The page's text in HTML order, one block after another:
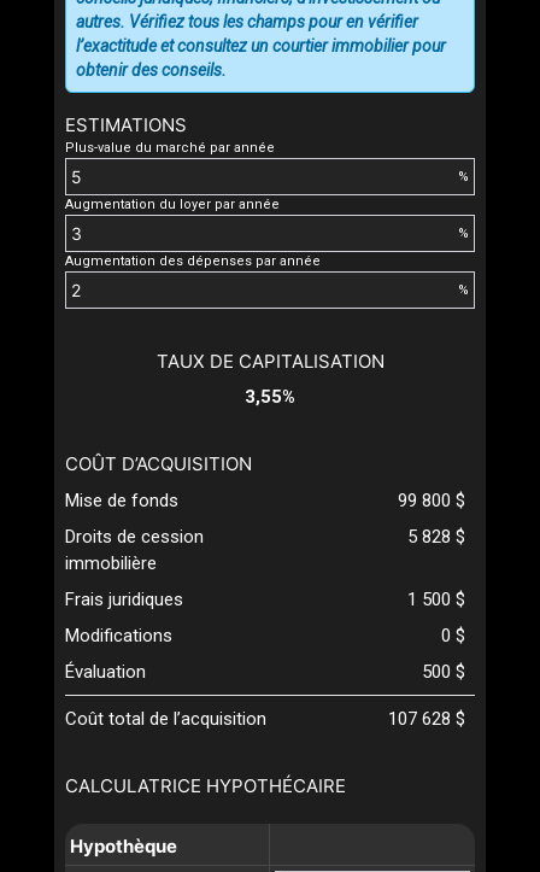
ESTIMATIONS
Plus-value du marché par année
%
Augmentation du loyer par année
%
Augmentation des dépenses par année
%
autres. Vérifiez tous les champs pour en vérifier
l’exactitude et consultez un courtier immobilier pour
obtenir des conseils.
CALCULATRICE HYPOTHÉCAIRE
Hypothèque
TAUX DE CAPITALISATION
3,55%
COÛT D’ACQUISITION
Mise de fonds
99 800 $
Droits de cession
immobilière
5 828 $
Frais juridiques
1 500 $
Modifications
0 $
Évaluation
500 $
Coût total de l’acquisition 107 628 $